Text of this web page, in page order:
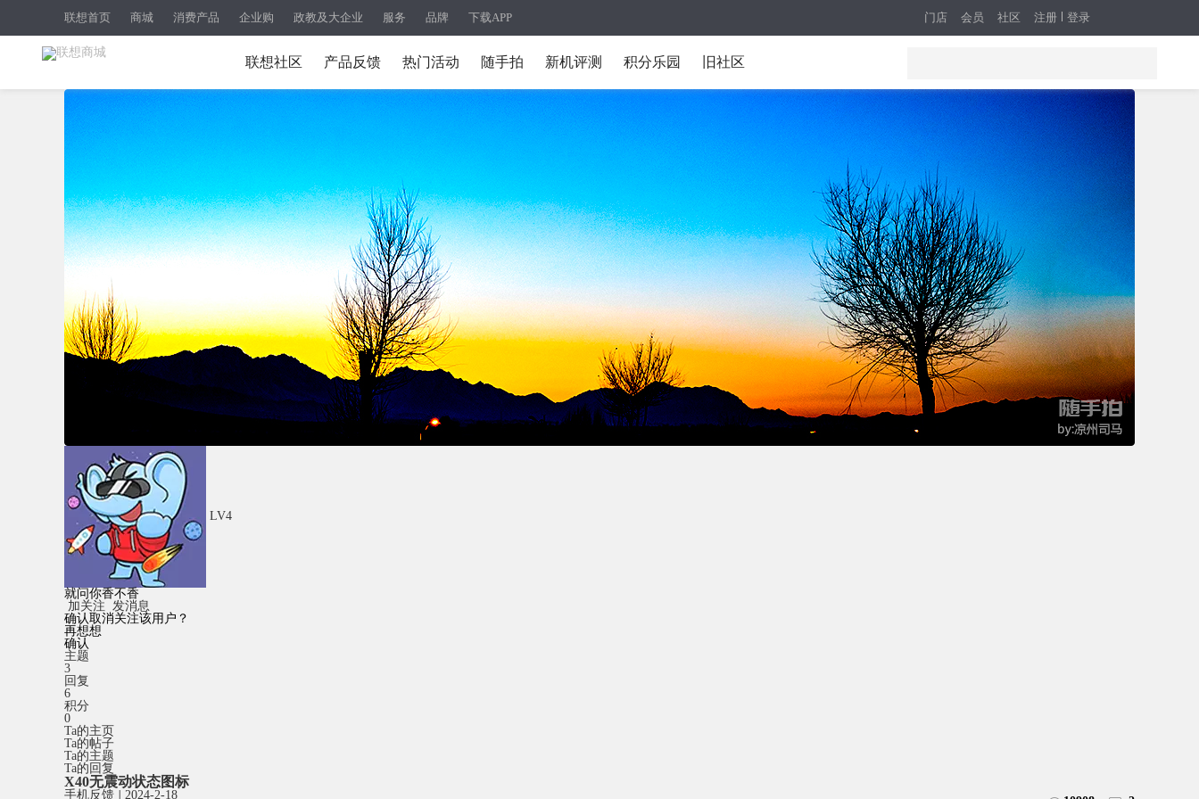
联想首页 商城 消费产品 企业购 政教及大企业 服务 品牌 下载APP 注册 登录
门店 会员 社区
联想社区 产品反馈 热门活动 随手拍 新机评测 积分乐园 旧社区
LV4
就问你香不香
加关注 发消息
确认取消关注该用户？
再想想
确认
主题
3
回复
6
积分
0
Ta的主页
Ta的帖子
Ta的主题
Ta的回复
X40无震动状态图标
手机反馈 2024-2-18